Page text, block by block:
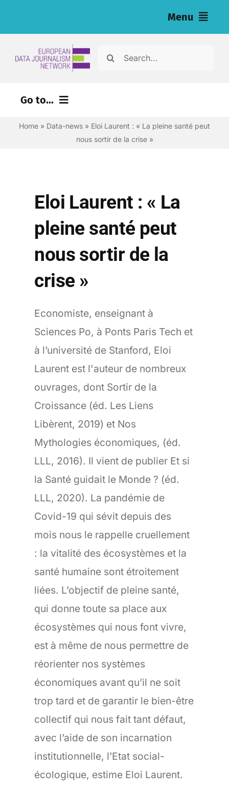
Menu
Search
Go to...
Home » Data-news » Eloi Laurent : « La pleine santé peut
nous sortir de la crise »
Eloi Laurent : « La
pleine santé peut
nous sortir de la
crise »
Economiste, enseignant à
Sciences Po, à Ponts Paris Tech et
à l’université de Stanford, Eloi
Laurent est l'auteur de nombreux
ouvrages, dont Sortir de la
Croissance (éd. Les Liens
Libèrent, 2019) et Nos
Mythologies économiques, (éd.
LLL, 2016). Il vient de publier Et si
la Santé guidait le Monde ? (éd.
LLL, 2020). La pandémie de
Covid-19 qui sévit depuis des
mois nous le rappelle cruellement
: la vitalité des écosystèmes et la
santé humaine sont étroitement
liées. L’objectif de pleine santé,
qui donne toute sa place aux
écosystèmes qui nous font vivre,
est à même de nous permettre de
réorienter nos systèmes
économiques avant qu’il ne soit
trop tard et de garantir le bien-être
collectif qui nous fait tant défaut,
avec l’aide de son incarnation
institutionnelle, l’Etat social-
écologique, estime Eloi Laurent.